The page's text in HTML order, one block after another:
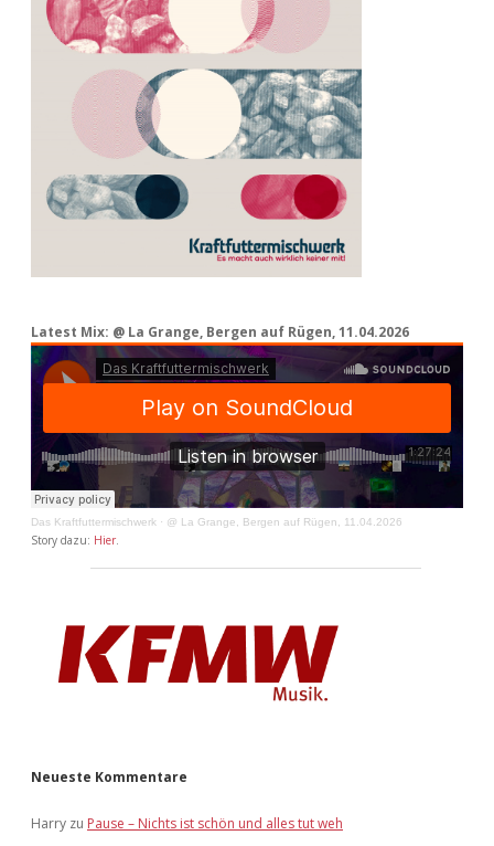
Latest Mix: @ La Grange, Bergen auf Rügen, 11.04.2026
Das Kraftfuttermischwerk · @ La Grange, Bergen auf Rügen, 11.04.2026
Story dazu: Hier
Neueste Kommentare
Harry zu Pause – Nichts ist schön und alles tut weh